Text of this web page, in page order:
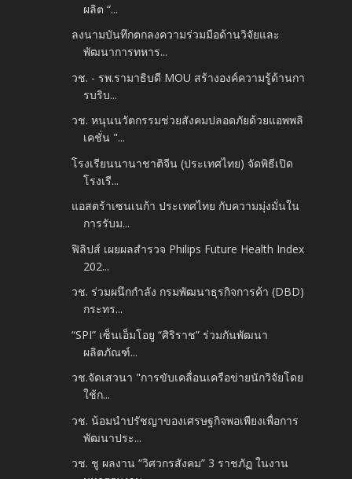
ผลิต “...
ลงนามบันทึกตกลงความร่วมมือด้านวิจัยและ
พัฒนาการทหาร...
วช. - รพ.รามาธิบดี MOU สร้างองค์ความรู้ด้านกา
รบริบ...
วช. หนุนนวัตกรรมช่วยสังคมปลอดภัยด้วยแอพพลิ
เคชั่น "...
โรงเรียนนานาชาติจีน (ประเทศไทย) จัดพิธีเปิด
โรงเรี...
แอสตร้าเซนเนก้า ประเทศไทย กับความมุ่งมั่นใน
การรับม...
ฟิลิปส์ เผยผลสำรวจ Philips Future Health Index
202...
วช. ร่วมผนึกกำลัง กรมพัฒนาธุรกิจการค้า (DBD)
กระทร...
“SPI” เซ็นเอ็มโอยู “ศิริราช” ร่วมกันพัฒนา
ผลิตภัณฑ์...
วช.จัดเสวนา "การขับเคลื่อนเครือข่ายนักวิจัยโดย
ใช้ก...
วช. น้อมนำปรัชญาของเศรษฐกิจพอเพียงเพื่อการ
พัฒนาประ...
วช. ชู ผลงาน “วิศวกรสังคม” 3 ราชภัฏ ในงาน